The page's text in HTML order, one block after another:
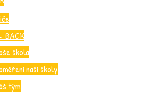
BACK
škola
naší školy
tým